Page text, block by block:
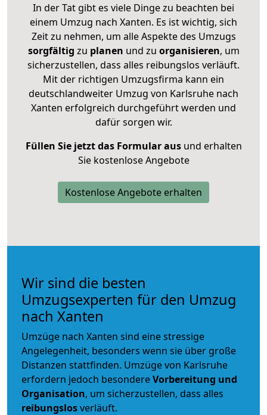
In der Tat gibt es viele Dinge zu beachten bei
einem Umzug nach Xanten. Es ist wichtig, sich
Zeit zu nehmen, um alle Aspekte des Umzugs
sorgfältig zu planen und zu organisieren, um
sicherzustellen, dass alles reibungslos verläuft.
Mit der richtigen Umzugsfirma kann ein
deutschlandweiter Umzug von Karlsruhe nach
Xanten erfolgreich durchgeführt werden und
dafür sorgen wir.
Füllen Sie jetzt das Formular ausund erhalten
Sie kostenlose Angebote
Kostenlose Angebote erhalten
Wir sind die besten
Umzugsexperten für den Umzug
nach Xanten
Umzüge nach Xanten sind eine stressige
Angelegenheit, besonders wenn sie über große
Distanzen stattfinden. Umzüge von Karlsruhe
erfordern jedoch besondereVorbereitung und
Organisation, um sicherzustellen, dass alles
reibungslosverläuft.